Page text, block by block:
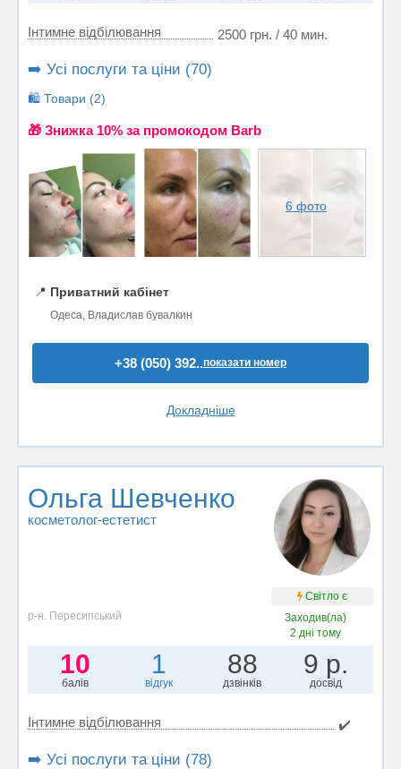
Інтимне відбілювання 2500 грн. / 40 мин.
➡️ Усі послуги та ціни (70)
🛍️ Товари (2)
🎁 Знижка 10% за промокодом Barb
6 фото
📍 Приватний кабінет
Одеса, Владислав бувалкин
+38 (050) 392..показати номер
Докладніше
Ольга Шевченко
косметолог-естетист
Світло є
р-н. Пересипський
Заходив(ла)
2 дні тому
10
балів
1
відгук
88
дзвінків
9 р.
досвід
Інтимне відбілювання ✔️
➡️ Усі послуги та ціни (78)